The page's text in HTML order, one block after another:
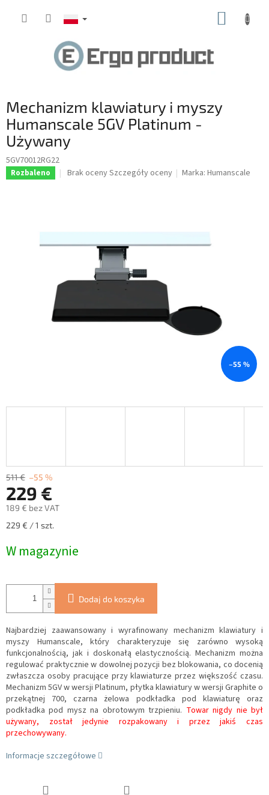
Mechanizm klawiatury i myszy
Humanscale 5GV Platinum -
Używany
5GV70012RG22
Rozbaleno
Średnia
gwiazdek.
Brak ocenySzczegóły oceny Marka:Humanscale
–55 %
511 € –55 %
229 €
189 € bez VAT
Cena
229 € / 1 szt.
W magazynie
Dodaj do koszyka
Najbardziej zaawansowany i wyrafinowany mechanizm klawiatury i
myszy Humanscale, który charakteryzuje się zarówno wysoką
funkcjonalnością, jak i doskonałą elastycznością. Mechanizm można
regulować praktycznie w dowolnej pozycji bez blokowania, co docenią
zwłaszcza osoby pracujące przy klawiaturze przez większość czasu.
Mechanizm 5GV w wersji Platinum, płytka klawiatury w wersji Graphite o
przekątnej 700, czarna żelowa podkładka pod klawiaturę oraz
podkładka pod mysz na obrotowym trzpieniu. Towar nigdy nie był
używany, został jedynie rozpakowany i przez jakiś czas
przechowywany.
Informacje szczegółowe